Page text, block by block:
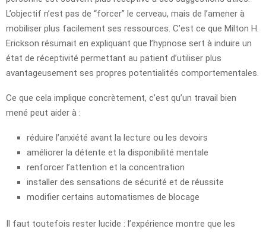
L’objectif n’est pas de “forcer” le cerveau, mais de l’amener à
mobiliser plus facilement ses ressources. C’est ce que Milton H.
Erickson résumait en expliquant que l’hypnose sert à induire un
état de réceptivité permettant au patient d’utiliser plus
avantageusement ses propres potentialités comportementales.
Ce que cela implique concrètement, c’est qu’un travail bien
mené peut aider à :
réduire l’anxiété avant la lecture ou les devoirs
améliorer la détente et la disponibilité mentale
renforcer l’attention et la concentration
installer des sensations de sécurité et de réussite
modifier certains automatismes de blocage
Il faut toutefois rester lucide : l’expérience montre que les